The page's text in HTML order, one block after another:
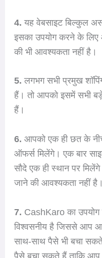
4. यह वेबसाइट बिल्कुल
इसका उपयोग करने के लिए
की भी आवश्यकता नहीं है।
5.लगभग सभी प्रमुख
हैं। तो आपको इसमें सभी
हैं।
6. आपको एक ही छत के
ऑफर्स मिलेंगे। एक बार
सौदे एक ही स्थान पर
जाने की आवश्यकता नहीं है।
7. CashKaro का
विश्वसनीय है जिससे आप
साथ-साथ पैसे भी बचा